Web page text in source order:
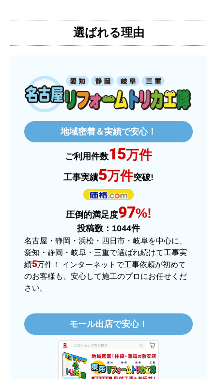
【その他感想・コメント】
ものおきものおきさん
2025年12月26日 18:45
欲しい商品をスムーズに注文できましたか？
はい
ショップからの連絡や対応は適切でしたか？
商品の梱包は必要十分なものでしたか？
またこのショップを利用したいですか？
はい
【注文商品】ヒーター・ストーブ 【注
文時期】2025年11月頃（モバイルから）
【このショップを選んだ理由は？】
【注文からどのくらいで届きましたか？】
3日程で届きました。発送作業が早かったです。
【その他感想・コメント】
大手ネットショップよりも結構安いところで買う
選ばれる理由
地域密着＆実績で安心！
ご利用件数15万件
工事実績5万件突破!
圧倒的満足度97%!
投稿数： 1044件
名古屋・静岡・浜松・四日市・岐阜を中心に、
愛知・静岡・岐阜・三重で選ばれ続けて工事実
績5万件！ インターネットで工事依頼が初めて
のお客様も、安心して施工のプロにお任せくだ
さい。
モール出店で安心！